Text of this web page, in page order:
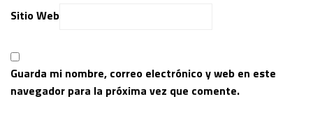
Sitio Web
Guarda mi nombre, correo electrónico y web en este
navegador para la próxima vez que comente.